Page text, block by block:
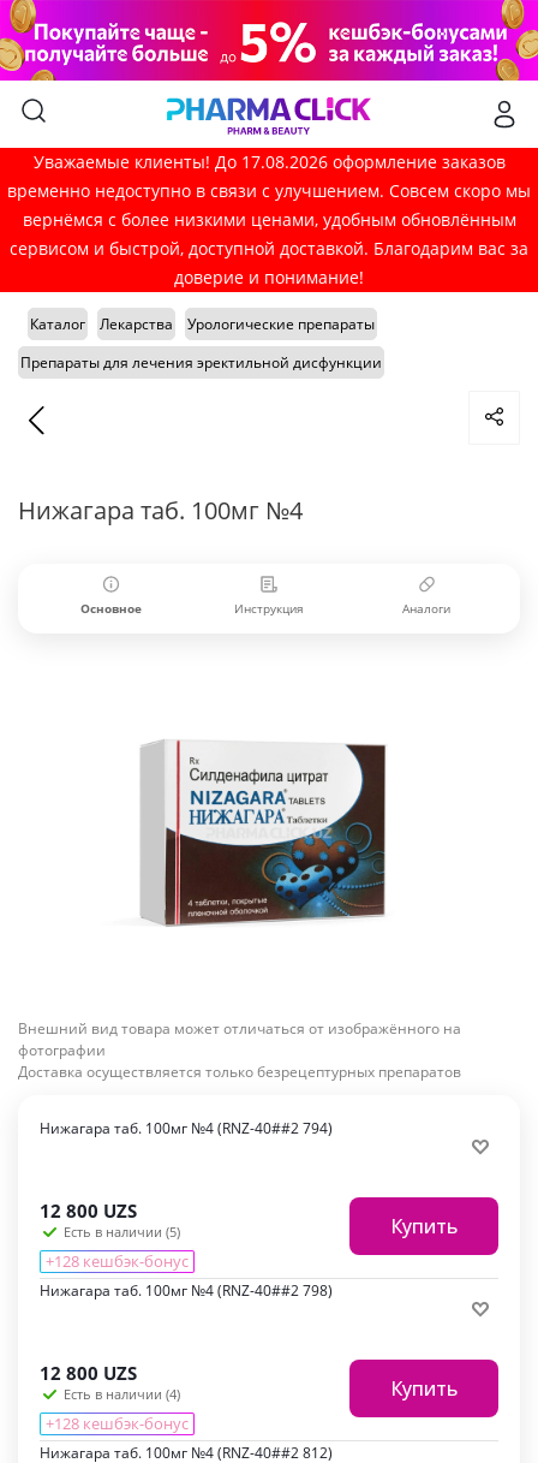
Уважаемые клиенты! До 17.08.2026 оформление заказов
временно недоступно в связи с улучшением. Совсем скоро мы
вернёмся с более низкими ценами, удобным обновлённым
сервисом и быстрой, доступной доставкой. Благодарим вас за
доверие и понимание!
Каталог Лекарства
Урологические препараты
Препараты для лечения эректильной дисфункции
Нижагара таб. 100мг №4
Основное Инструкция Аналоги
Внешний вид товара может отличаться от изображённого на
фотографии
Доставка осуществляется только безрецептурных препаратов
Нижагара таб. 100мг №4 (RNZ-40##2 794)
12 800 UZS
Есть в наличии (5)
+128 кешбэк-бонус
Купить
Нижагара таб. 100мг №4 (RNZ-40##2 798)
12 800 UZS
Есть в наличии (4)
+128 кешбэк-бонус
Купить
Нижагара таб. 100мг №4 (RNZ-40##2 812)